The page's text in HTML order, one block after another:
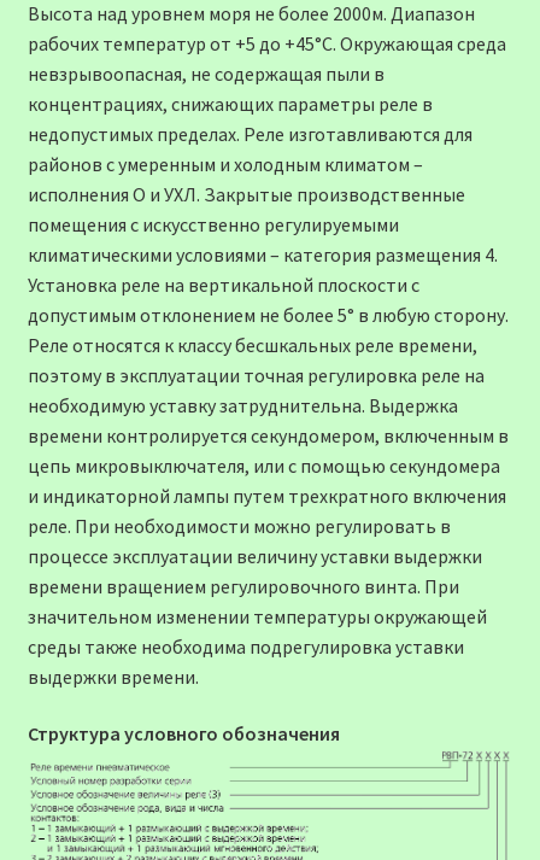
Высота над уровнем моря не более 2000м. Диапазон
рабочих температур от +5 до +45°С. Окружающая среда
невзрывоопасная, не содержащая пыли в
концентрациях, снижающих параметры реле в
недопустимых пределах. Реле изготавливаются для
районов с умеренным и холодным климатом –
исполнения О и УХЛ. Закрытые производственные
помещения с искусственно регулируемыми
климатическими условиями – категория размещения 4.
Установка реле на вертикальной плоскости с
допустимым отклонением не более 5° в любую сторону.
Реле относятся к классу бесшкальных реле времени,
поэтому в эксплуатации точная регулировка реле на
необходимую уставку затруднительна. Выдержка
времени контролируется секундомером, включенным в
цепь микровыключателя, или с помощью секундомера
и индикаторной лампы путем трехкратного включения
реле. При необходимости можно регулировать в
процессе эксплуатации величину уставки выдержки
времени вращением регулировочного винта. При
значительном изменении температуры окружающей
среды также необходима подрегулировка уставки
выдержки времени.
Структура условного обозначения